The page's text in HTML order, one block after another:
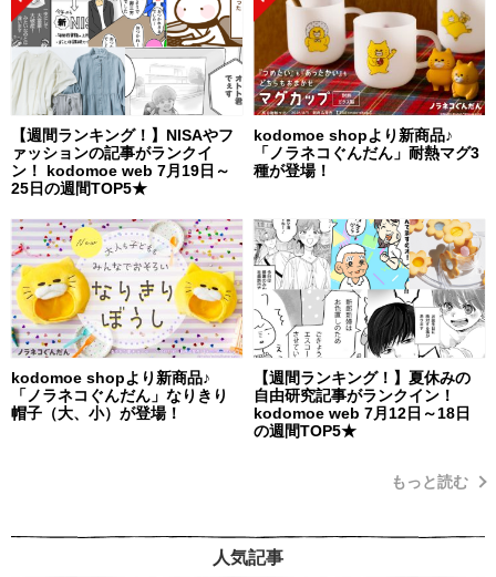
【週間ランキング！】NISAやフ
ァッションの記事がランクイ
ン！ kodomoe web 7月19日～
25日の週間TOP5★
kodomoe shopより新商品♪
「ノラネコぐんだん」耐熱マグ3
種が登場！
kodomoe shopより新商品♪
「ノラネコぐんだん」なりきり
帽子（大、小）が登場！
【週間ランキング！】夏休みの
自由研究記事がランクイン！
kodomoe web 7月12日～18日
の週間TOP5★
もっと読む
人気記事